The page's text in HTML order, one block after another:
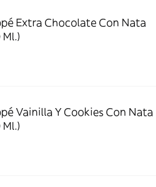
Extra Chocolate Con Nata
Ml.)
Vainilla Y Cookies Con Nata
Ml.)